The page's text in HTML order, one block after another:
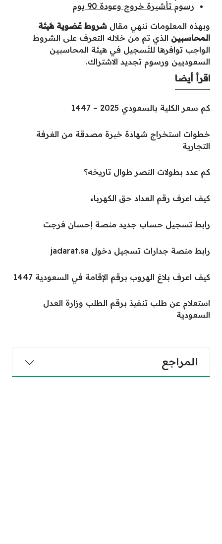
رسوم تأشيرة خروج وعودة 90 يوم
وبهذه المعلومات ننهي مقال شروط عُضوية هَيئة
المحاسبين الذي تم من خلاله التعرف على الشروط
الواجب توافرها للتَسجيل في هيئة المحاسبين
السعوديين ورسوم تجديد الاشتراك.
اقرأ أيضا
كم سعر الكلية بالسعودي 2025 – 1447
خطوات استخراج شهادة خبرة مصدقة من الغرفة
التجارية
كم عدد بطولات النصر طوال تاريخه؟
كيف اعرف رقم العداد حق الكهرباء
رابط تسجيل حساب جديد منصة إحسان فرجت
رابط منصة جدارات تسجيل دخول jadarat.sa
كيف اعرف بلاغ الهروب برقم الإقامة في السعودية 1447
استعلام عن طلب تنفيذ برقم الطلب وزارة العدل
السعودية
المراجع